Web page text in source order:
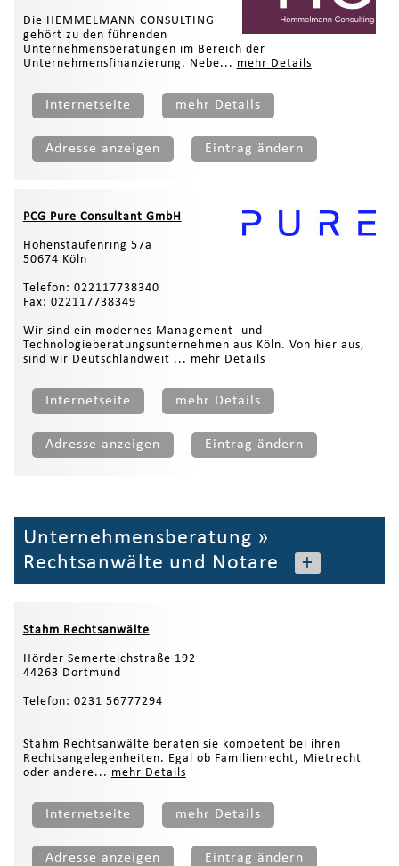
Die HEMMELMANN CONSULTING
gehört zu den führenden
Unternehmensberatungen im Bereich der
Unternehmensfinanzierung. Nebe... mehr Details
Internetseite mehr Details
Adresse anzeigen Eintrag ändern
PCG Pure Consultant GmbH
Hohenstaufenring 57a
50674 Köln
Telefon: 022117738340
Fax: 022117738349
Wir sind ein modernes Management- und
Technologieberatungsunternehmen aus Köln. Von hier aus,
sind wir Deutschlandweit ... mehr Details
Internetseite mehr Details
Adresse anzeigen Eintrag ändern
Unternehmensberatung »
Rechtsanwälte und Notare
+
Stahm Rechtsanwälte
Hörder Semerteichstraße 192
44263 Dortmund
Telefon: 0231 56777294
Stahm Rechtsanwälte beraten sie kompetent bei ihren
Rechtsangelegenheiten. Egal ob Familienrecht, Mietrecht
oder andere... mehr Details
Internetseite mehr Details
Adresse anzeigen Eintrag ändern